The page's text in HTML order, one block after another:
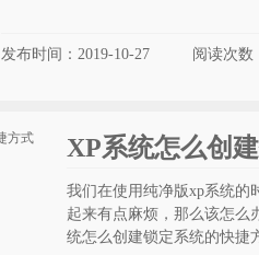
发布时间：2019-10-27 阅读次数
XP系统怎么创
我们在使用纯净版xp系统的
起来有点麻烦，那么该怎么
统怎么创建锁定系统的快捷